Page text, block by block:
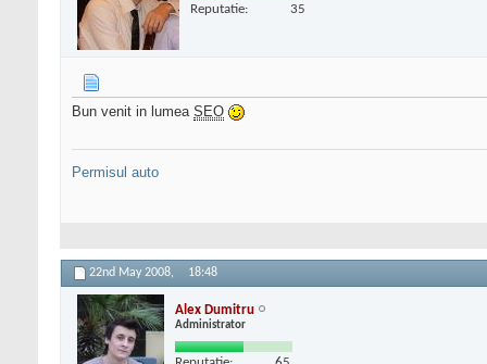
Reputatie: 35
Bun venit in lumea SEO
Permisul auto
22nd May 2008, 18:48
Alex Dumitru
Administrator